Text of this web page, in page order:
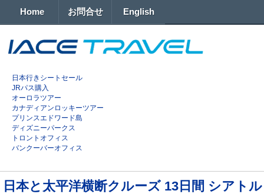
Home お問合せ English
日本行きシートセール
JRパス購入
オーロラツアー
カナディアンロッキーツアー
プリンスエドワード島
ディズニーパークス
トロントオフィス
バンクーバーオフィス
日本と太平洋横断クルーズ 13日間 シアトル